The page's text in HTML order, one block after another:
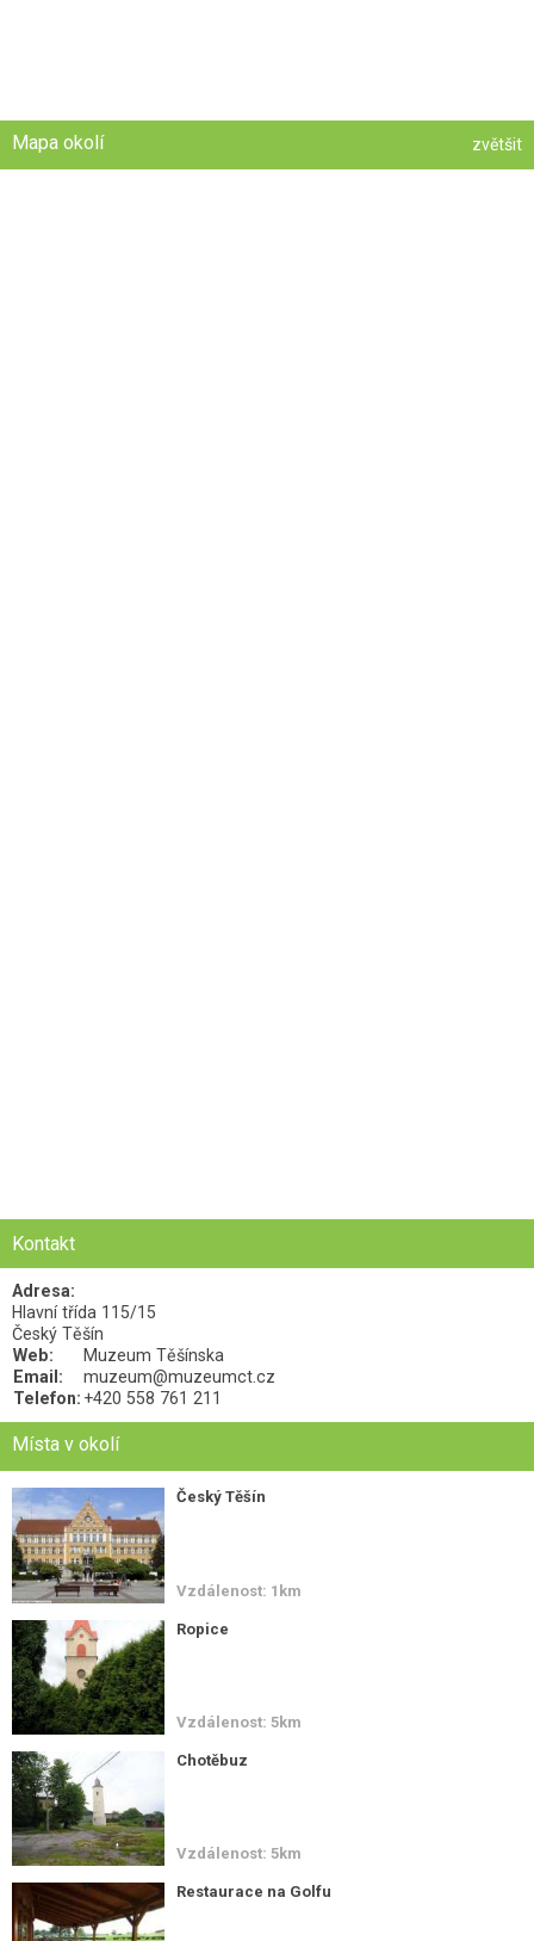
Mapa okolí zvětšit
Kontakt
Adresa:
Hlavní třída 115/15
Český Těšín
Web:
Muzeum Těšínska
Email:
muzeum@muzeumct.cz
Telefon: +420 558 761 211
Místa v okolí
Český Těšín
Vzdálenost: 1km
Ropice
Vzdálenost: 5km
Chotěbuz
Vzdálenost: 5km
Restaurace na Golfu